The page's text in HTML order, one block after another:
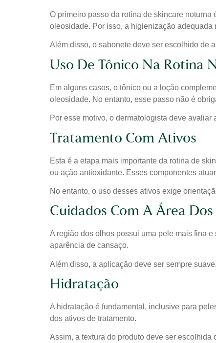
O primeiro passo da rotina de skincare
oleosidade. Por isso, a higienização adequada
Além disso, o sabonete deve ser escolhido de
Uso De Tônico Na Rotina
Em alguns casos, o tônico ou a loção
oleosidade. No entanto, esse passo não é
Por esse motivo, o dermatologista deve
Tratamento Com Ativos
Esta é a etapa mais importante da rotina de
ou ação antioxidante. Esses componentes
No entanto, o uso desses ativos exige
Cuidados Com A Área
A região dos olhos possui uma pele mais fina
aparência de cansaço.
Além disso, a aplicação deve ser sempre
Hidratação
A hidratação é fundamental, inclusive para
dos ativos de tratamento.
Assim, a textura do produto deve ser